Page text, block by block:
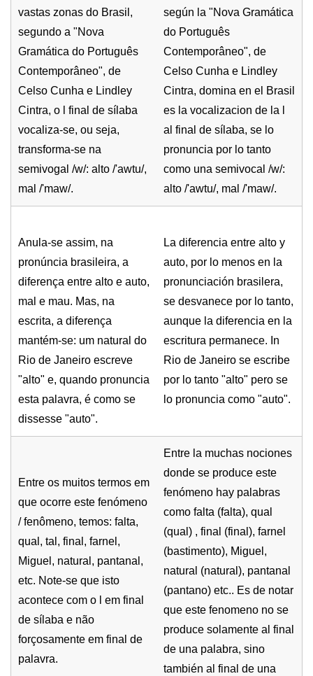
vastas zonas do Brasil,
segundo a "Nova
Gramática do Português
Contemporâneo", de
Celso Cunha e Lindley
Cintra, o l final de sílaba
vocaliza-se, ou seja,
transforma-se na
semivogal /w/: alto /'awtu/,
mal /'maw/.
según la "Nova Gramática
do Português
Contemporâneo", de
Celso Cunha e Lindley
Cintra, domina en el Brasil
es la vocalizacion de la l
al final de sílaba, se lo
pronuncia por lo tanto
como una semivocal /w/:
alto /'awtu/, mal /'maw/.
Anula-se assim, na
pronúncia brasileira, a
diferença entre alto e auto,
mal e mau. Mas, na
escrita, a diferença
mantém-se: um natural do
Rio de Janeiro escreve
"alto" e, quando pronuncia
esta palavra, é como se
dissesse "auto".
La diferencia entre alto y
auto, por lo menos en la
pronunciación brasilera,
se desvanece por lo tanto,
aunque la diferencia en la
escritura permanece. In
Rio de Janeiro se escribe
por lo tanto "alto" pero se
lo pronuncia como "auto".
Entre os muitos termos em
que ocorre este fenómeno
/ fenômeno, temos: falta,
qual, tal, final, farnel,
Miguel, natural, pantanal,
etc. Note-se que isto
acontece com o l em final
de sílaba e não
forçosamente em final de
palavra.
Entre la muchas nociones
donde se produce este
fenómeno hay palabras
como falta (falta), qual
(qual) , final (final), farnel
(bastimento), Miguel,
natural (natural), pantanal
(pantano) etc.. Es de notar
que este fenomeno no se
produce solamente al final
de una palabra, sino
también al final de una